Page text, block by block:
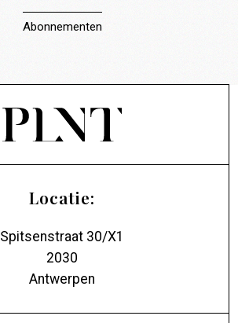
Abonnementen
Locatie:
Spitsenstraat 30/X1
2030
Antwerpen